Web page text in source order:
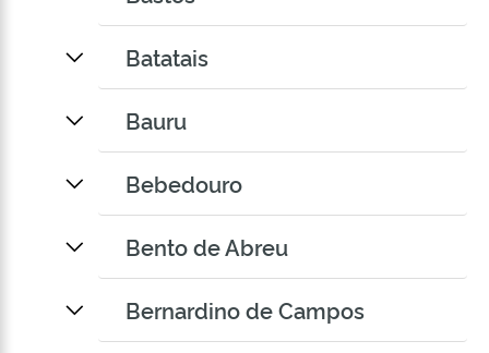
Batatais
Bauru
Bebedouro
Bento de Abreu
Bernardino de Campos